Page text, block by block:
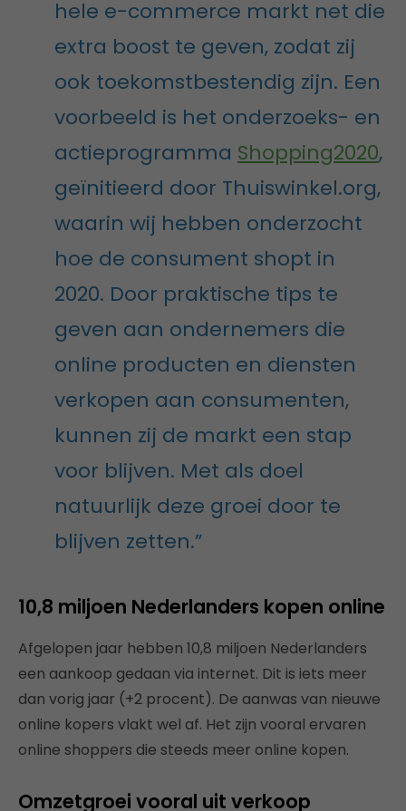
hele e-commerce markt net die
extra boost te geven, zodat zij
ook toekomstbestendig zijn. Een
voorbeeld is het onderzoeks- en
actieprogramma Shopping2020,
geïnitieerd door Thuiswinkel.org,
waarin wij hebben onderzocht
hoe de consument shopt in
2020. Door praktische tips te
geven aan ondernemers die
online producten en diensten
verkopen aan consumenten,
kunnen zij de markt een stap
voor blijven. Met als doel
natuurlijk deze groei door te
blijven zetten.”
10,8 miljoen Nederlanders kopen online
Afgelopen jaar hebben 10,8 miljoen Nederlanders
een aankoop gedaan via internet. Dit is iets meer
dan vorig jaar (+2 procent). De aanwas van nieuwe
online kopers vlakt wel af. Het zijn vooral ervaren
online shoppers die steeds meer online kopen.
Omzetgroei vooral uit verkoop